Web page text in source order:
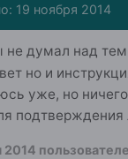
19 ноября 2014
не думал над
но и
уже, но
подтверждения
2014